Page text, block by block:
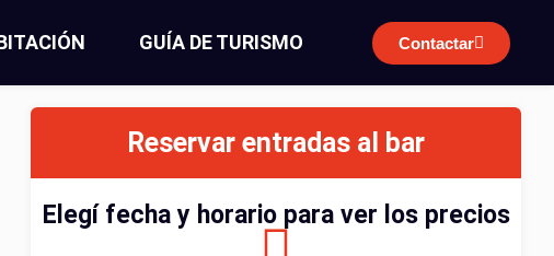
GUÍA DE TURISMO Contactar
Reservar entradas al bar
Elegí fecha y horario para ver los precios